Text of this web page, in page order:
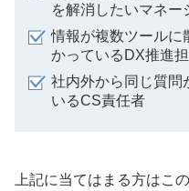
を解消したいマネー
情報が複数ツールに
かっているDX推進
社内外から同じ質問
いるCS責任者
上記に当てはまる方はこ